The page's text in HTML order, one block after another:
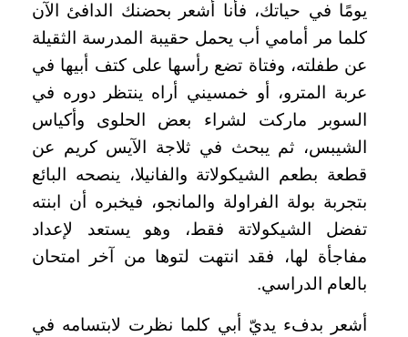
يومًا في حياتك، فأنا أشعر بحضنك الدافئ الآن
كلما مر أمامي أب يحمل حقيبة المدرسة الثقيلة
عن طفلته، وفتاة تضع رأسها على كتف أبيها في
عربة المترو، أو خمسيني أراه ينتظر دوره في
السوبر ماركت لشراء بعض الحلوى وأكياس
الشيبس، ثم يبحث في ثلاجة الآيس كريم عن
قطعة بطعم الشيكولاتة والفانيلا، ينصحه البائع
بتجربة بولة الفراولة والمانجو، فيخبره أن ابنته
تفضل الشيكولاتة فقط، وهو يستعد لإعداد
مفاجأة لها، فقد انتهت لتوها من آخر امتحان
بالعام الدراسي.
أشعر بدفء يديّ أبي كلما نظرت لابتسامه في